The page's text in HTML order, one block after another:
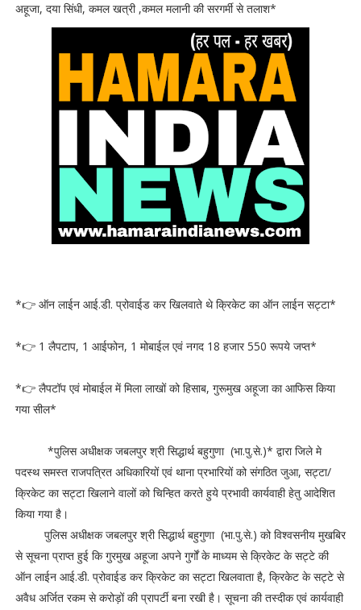
अहूजा, दया सिंधी, कमल खत्री ,कमल मलानी की सरगर्मी से तलाश*
*👉 ऑन लाईन आई.डी. प्रोवाईड कर खिलवाते थे क्रिकेट का ऑन लाईन सट्टा*
*👉 1 लैपटाप, 1 आईफोन, 1 मोबाईल एवं नगद 18 हजार 550 रूपये जप्त*
*👉 लैपटॉप एवं मोबाईल में मिला लाखों को हिसाब, गुरूमुख अहूजा का आफिस किया
गया सील*
*पुलिस अधीक्षक जबलपुर श्री सिद्धार्थ बहुगुणा (भा.पु.से.)* द्वारा जिले मे
पदस्थ समस्त राजपत्रित अधिकारियों एवं थाना प्रभारियों को संगठित जुआ, सट्टा/
क्रिकेट का सट्टा खिलाने वालों को चिन्हित करते हुये प्रभावी कार्यवाही हेतु आदेशित
किया गया है।
पुलिस अधीक्षक जबलपुर श्री सिद्धार्थ बहुगुणा (भा.पु.से.) को विश्वसनीय मुखबिर
से सूचना प्राप्त हुई कि गुरमुख अहूजा अपने गुर्गों के माध्यम से क्रिकेट के सट्टे की
ऑन लाईन आई.डी. प्रोवाईड कर क्रिकेट का सट्टा खिलवाता है, क्रिकेट के सट्टे से
अवैध अर्जित रकम से करोड़ों की प्रापर्टी बना रखी है। सूचना की तस्दीक एवं कार्यवाही